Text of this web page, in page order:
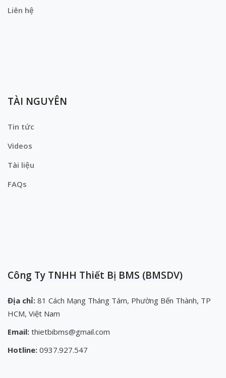
Liên hệ
TÀI NGUYÊN
Tin tức
Videos
Tài liệu
FAQs
Công Ty TNHH Thiết Bị BMS (BMSDV)
Địa chỉ: 81 Cách Mạng Tháng Tám, Phường Bến Thành, TP
HCM, Việt Nam
Email: thietbibms@gmail.com
Hotline: 0937.927.547